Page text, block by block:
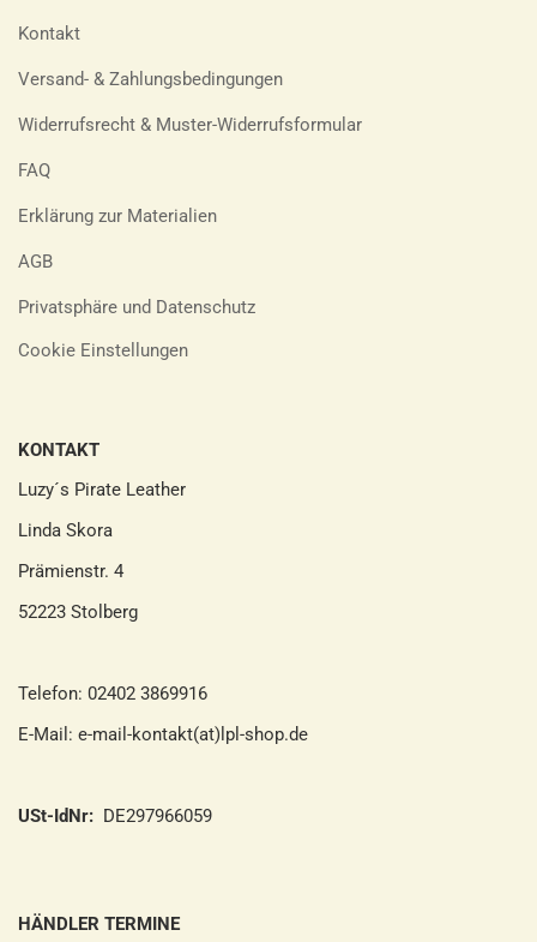
Kontakt
Versand- & Zahlungsbedingungen
Widerrufsrecht & Muster-Widerrufsformular
FAQ
Erklärung zur Materialien
AGB
Privatsphäre und Datenschutz
Cookie Einstellungen
KONTAKT
Luzy´s Pirate Leather
Linda Skora
Prämienstr. 4
52223 Stolberg
Telefon: 02402 3869916
E-Mail: e-mail-kontakt(at)lpl-shop.de
USt-IdNr: DE297966059
HÄNDLER TERMINE